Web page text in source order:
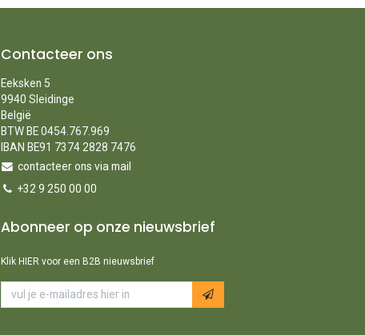
Contacteer ons
Eeksken 5
9940 Sleidinge
België
BTW BE 0454.767.969
IBAN BE91 7374 2828 7476
contacteer ons via mail
+32 9 250 00 00
Abonneer op onze nieuwsbrief
Klik HIER voor een B2B nieuwsbrief